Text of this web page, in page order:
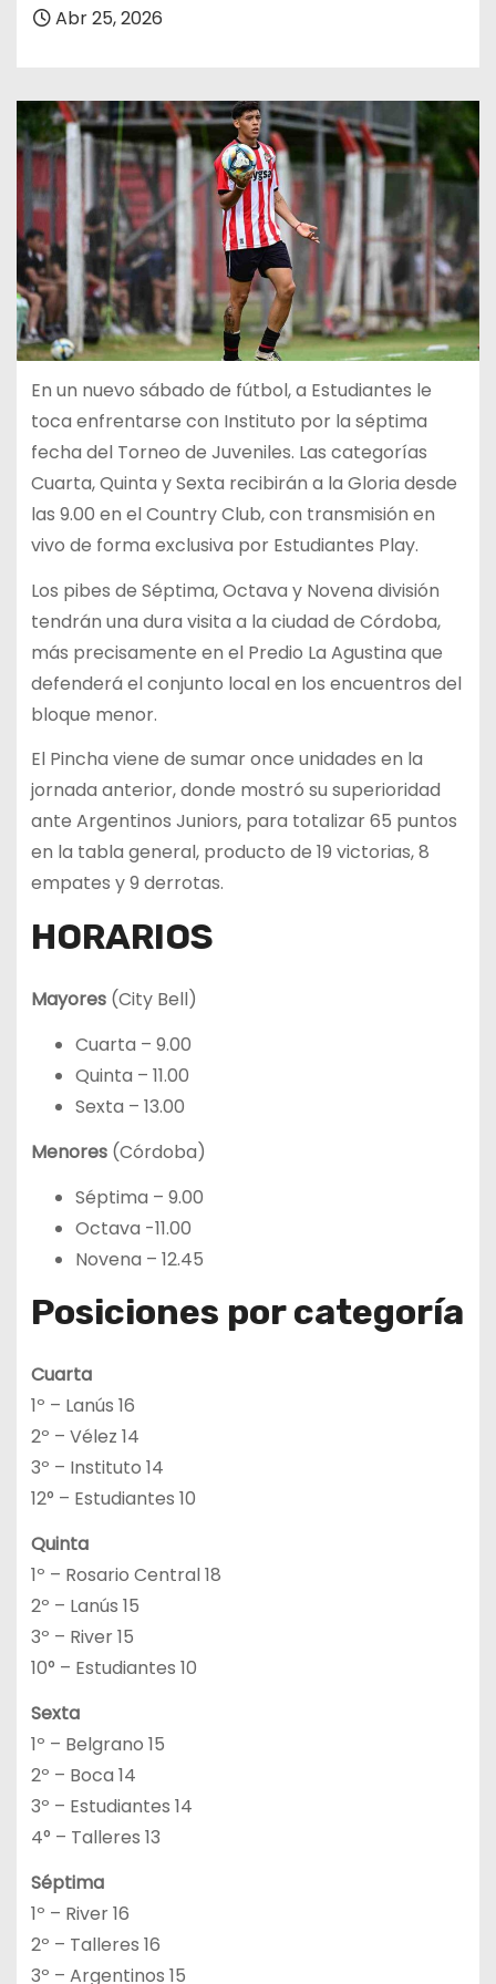
Abr 25, 2026
En un nuevo sábado de fútbol, a Estudiantes le
toca enfrentarse con Instituto por la séptima
fecha del Torneo de Juveniles. Las categorías
Cuarta, Quinta y Sexta recibirán a la Gloria desde
las 9.00 en el Country Club, con transmisión en
vivo de forma exclusiva por Estudiantes Play.
Los pibes de Séptima, Octava y Novena división
tendrán una dura visita a la ciudad de Córdoba,
más precisamente en el Predio La Agustina que
defenderá el conjunto local en los encuentros del
bloque menor.
El Pincha viene de sumar once unidades en la
jornada anterior, donde mostró su superioridad
ante Argentinos Juniors, para totalizar 65 puntos
en la tabla general, producto de 19 victorias, 8
empates y 9 derrotas.
HORARIOS
Mayores (City Bell)
Cuarta – 9.00
Quinta – 11.00
Sexta – 13.00
Menores(Córdoba)
Séptima – 9.00
Octava -11.00
Novena – 12.45
Posiciones por categoría
Cuarta
1º – Lanús 16
2º – Vélez 14
3º – Instituto 14
12° – Estudiantes 10
Quinta
1º – Rosario Central 18
2º – Lanús 15
3º – River 15
10° – Estudiantes 10
Sexta
1º – Belgrano 15
2º – Boca 14
3º – Estudiantes 14
4° – Talleres 13
Séptima
1º – River 16
2º – Talleres 16
3º – Argentinos 15